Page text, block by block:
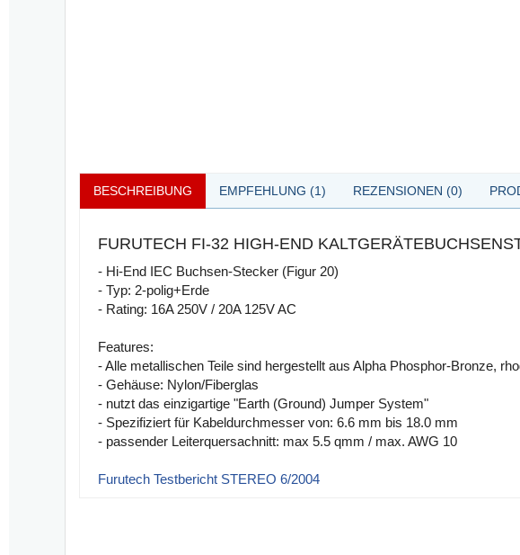
BESCHREIBUNG EMPFEHLUNG (1) REZENSIONEN (0)
FURUTECH FI-32 HIGH-END
- Hi-End IEC Buchsen-Stecker (Figur 20)
- Typ: 2-polig+Erde
- Rating: 16A 250V / 20A 125V AC
Features:
- Alle metallischen Teile sind hergestellt aus Alpha Phosphor-Bronze,
- Gehäuse: Nylon/Fiberglas
- nutzt das einzigartige "Earth (Ground) Jumper System"
- Spezifiziert für Kabeldurchmesser von: 6.6 mm bis 18.0 mm
- passender Leiterquersachnitt: max 5.5 qmm / max. AWG 10
Furutech Testbericht STEREO 6/2004